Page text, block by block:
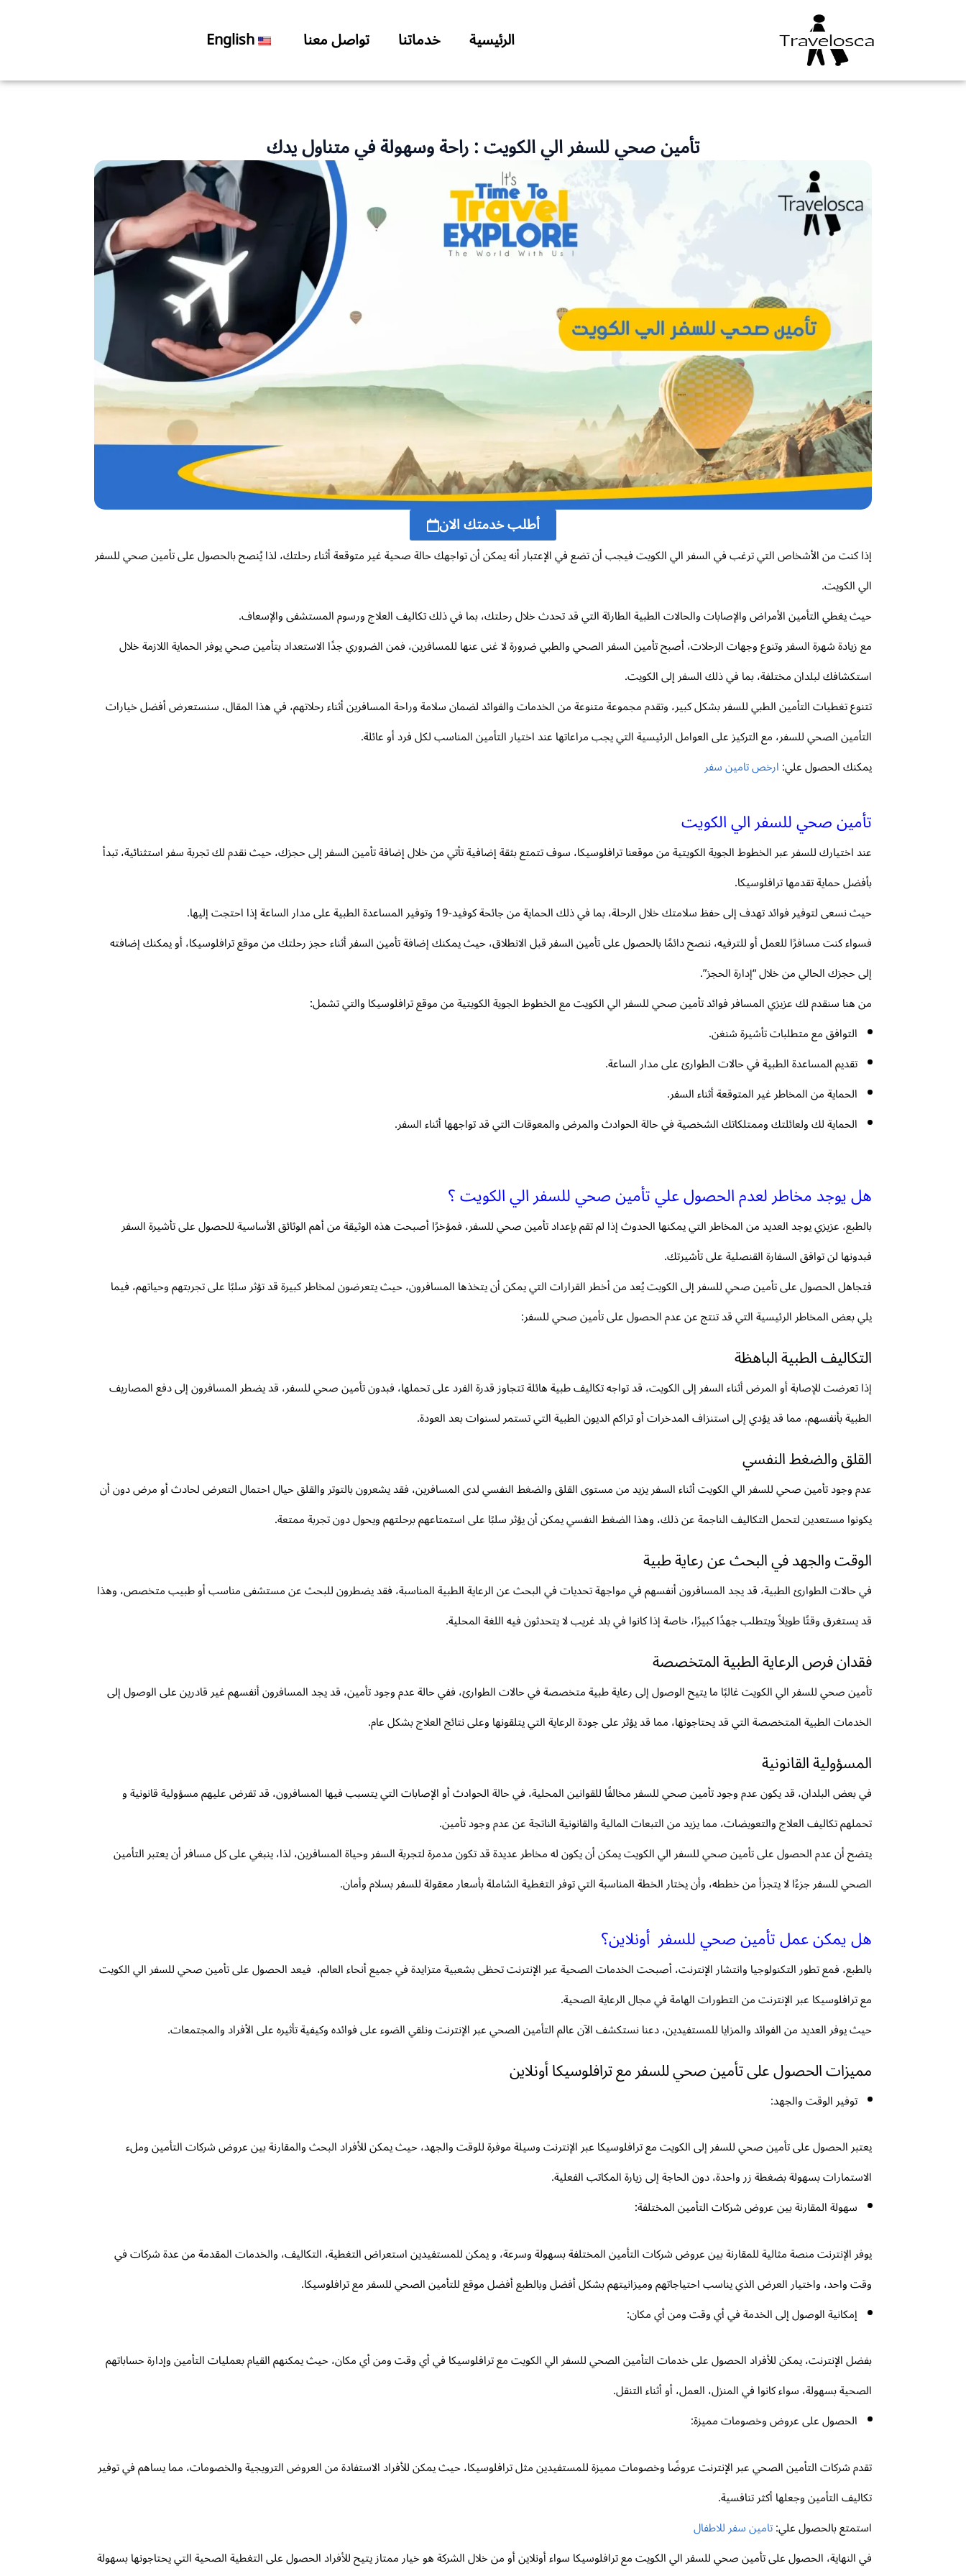
الرئيسية خدماتنا تواصل معنا English
تأمين صحي للسفر الي الكويت : راحة وسهولة في متناول يدك
أطلب خدمتك الان
إذا كنت من الأشخاص التي ترغب في السفر الي الكويت فيجب أن تضع في الإعتبار أنه يمكن أن تواجهك حالة صحية غير متوقعة أثناء رحلتك، لذا يُنصح بالحصول على تأمين صحي للسفر
الي الكويت.
حيث يغطي التأمين الأمراض والإصابات والحالات الطبية الطارئة التي قد تحدث خلال رحلتك، بما في ذلك تكاليف العلاج ورسوم المستشفى والإسعاف.
مع زيادة شهرة السفر وتنوع وجهات الرحلات، أصبح تأمين السفر الصحي والطبي ضرورة لا غنى عنها للمسافرين، فمن الضروري جدًا الاستعداد بتأمين صحي يوفر الحماية اللازمة خلال
استكشافك لبلدان مختلفة، بما في ذلك السفر إلى الكويت.
تتنوع تغطيات التأمين الطبي للسفر بشكل كبير، وتقدم مجموعة متنوعة من الخدمات والفوائد لضمان سلامة وراحة المسافرين أثناء رحلاتهم، في هذا المقال، سنستعرض أفضل خيارات
التأمين الصحي للسفر، مع التركيز على العوامل الرئيسية التي يجب مراعاتها عند اختيار التأمين المناسب لكل فرد أو عائلة.
يمكنك الحصول علي:ارخص تامين سفر
تأمين صحي للسفر الي الكويت
عند اختيارك للسفر عبر الخطوط الجوية الكويتية من موقعنا ترافلوسيكا، سوف تتمتع بثقة إضافية تأتي من خلال إضافة تأمين السفر إلى حجزك، حيث نقدم لك تجربة سفر استثنائية، تبدأ
بأفضل حماية تقدمها ترافلوسيكا.
حيث نسعى لتوفير فوائد تهدف إلى حفظ سلامتك خلال الرحلة، بما في ذلك الحماية من جائحة كوفيد-19 وتوفير المساعدة الطبية على مدار الساعة إذا احتجت إليها.
فسواء كنت مسافرًا للعمل أو للترفيه، ننصح دائمًا بالحصول على تأمين السفر قبل الانطلاق، حيث يمكنك إضافة تأمين السفر أثناء حجز رحلتك من موقع ترافلوسيكا، أو يمكنك إضافته
إلى حجزك الحالي من خلال “إدارة الحجز”.
من هنا سنقدم لك عزيزي المسافر فوائد تأمين صحي للسفر الي الكويت مع الخطوط الجوية الكويتية من موقع ترافلوسيكا والتي تشمل:
التوافق مع متطلبات تأشيرة شنغن.
تقديم المساعدة الطبية في حالات الطوارئ على مدار الساعة.
الحماية من المخاطر غير المتوقعة أثناء السفر.
الحماية لك ولعائلتك وممتلكاتك الشخصية في حالة الحوادث والمرض والمعوقات التي قد تواجهها أثناء السفر.
هل يوجد مخاطر لعدم الحصول علي تأمين صحي للسفر الي الكويت ؟
بالطبع، عزيزي يوجد العديد من المخاطر التي يمكنها الحدوث إذا لم تقم بإعداد تأمين صحي للسفر، فمؤخرًا أصبحت هذه الوثيقة من أهم الوثائق الأساسية للحصول على تأشيرة السفر
فبدونها لن توافق السفارة القنصلية على تأشيرتك.
فتجاهل الحصول على تأمين صحي للسفر إلى الكويت يُعد من أخطر القرارات التي يمكن أن يتخذها المسافرون، حيث يتعرضون لمخاطر كبيرة قد تؤثر سلبًا على تجربتهم وحياتهم، فيما
يلي بعض المخاطر الرئيسية التي قد تنتج عن عدم الحصول على تأمين صحي للسفر:
التكاليف الطبية الباهظة
إذا تعرضت للإصابة أو المرض أثناء السفر إلى الكويت، قد تواجه تكاليف طبية هائلة تتجاوز قدرة الفرد على تحملها، فبدون تأمين صحي للسفر، قد يضطر المسافرون إلى دفع المصاريف
الطبية بأنفسهم، مما قد يؤدي إلى استنزاف المدخرات أو تراكم الديون الطبية التي تستمر لسنوات بعد العودة.
القلق والضغط النفسي
عدم وجود تأمين صحي للسفر الي الكويت أثناء السفر يزيد من مستوى القلق والضغط النفسي لدى المسافرين، فقد يشعرون بالتوتر والقلق حيال احتمال التعرض لحادث أو مرض دون أن
يكونوا مستعدين لتحمل التكاليف الناجمة عن ذلك، وهذا الضغط النفسي يمكن أن يؤثر سلبًا على استمتاعهم برحلتهم ويحول دون تجربة ممتعة.
الوقت والجهد في البحث عن رعاية طبية
في حالات الطوارئ الطبية، قد يجد المسافرون أنفسهم في مواجهة تحديات في البحث عن الرعاية الطبية المناسبة، فقد يضطرون للبحث عن مستشفى مناسب أو طبيب متخصص، وهذا
قد يستغرق وقتًا طويلاً ويتطلب جهدًا كبيرًا، خاصة إذا كانوا في بلد غريب لا يتحدثون فيه اللغة المحلية.
فقدان فرص الرعاية الطبية المتخصصة
تأمين صحي للسفر الي الكويت غالبًا ما يتيح الوصول إلى رعاية طبية متخصصة في حالات الطوارئ، ففي حالة عدم وجود تأمين، قد يجد المسافرون أنفسهم غير قادرين على الوصول إلى
الخدمات الطبية المتخصصة التي قد يحتاجونها، مما قد يؤثر على جودة الرعاية التي يتلقونها وعلى نتائج العلاج بشكل عام.
المسؤولية القانونية
في بعض البلدان، قد يكون عدم وجود تأمين صحي للسفر مخالفًا للقوانين المحلية، في حالة الحوادث أو الإصابات التي يتسبب فيها المسافرون، قد تفرض عليهم مسؤولية قانونية و
تحملهم تكاليف العلاج والتعويضات، مما يزيد من التبعات المالية والقانونية الناتجة عن عدم وجود تأمين.
يتضح أن عدم الحصول على تأمين صحي للسفر الي الكويت يمكن أن يكون له مخاطر عديدة قد تكون مدمرة لتجربة السفر وحياة المسافرين، لذا، ينبغي على كل مسافر أن يعتبر التأمين
الصحي للسفر جزءًا لا يتجزأ من خططه، وأن يختار الخطة المناسبة التي توفر التغطية الشاملة بأسعار معقولة للسفر بسلام وأمان.
هل يمكن عمل تأمين صحي للسفر أونلاين؟
بالطبع، فمع تطور التكنولوجيا وانتشار الإنترنت، أصبحت الخدمات الصحية عبر الإنترنت تحظى بشعبية متزايدة في جميع أنحاء العالم، فيعد الحصول على تأمين صحي للسفر الي الكويت
مع ترافلوسيكا عبر الإنترنت من التطورات الهامة في مجال الرعاية الصحية.
حيث يوفر العديد من الفوائد والمزايا للمستفيدين، دعنا نستكشف الآن عالم التأمين الصحي عبر الإنترنت ونلقي الضوء على فوائده وكيفية تأثيره على الأفراد والمجتمعات.
مميزات الحصول على تأمين صحي للسفر مع ترافلوسيكا أونلاين
توفير الوقت والجهد:
يعتبر الحصول على تأمين صحي للسفر إلى الكويت مع ترافلوسيكا عبر الإنترنت وسيلة موفرة للوقت والجهد، حيث يمكن للأفراد البحث والمقارنة بين عروض شركات التأمين وملء
الاستمارات بسهولة بضغطة زر واحدة، دون الحاجة إلى زيارة المكاتب الفعلية.
سهولة المقارنة بين عروض شركات التأمين المختلفة:
يوفر الإنترنت منصة مثالية للمقارنة بين عروض شركات التأمين المختلفة بسهولة وسرعة، و يمكن للمستفيدين استعراض التغطية، التكاليف، والخدمات المقدمة من عدة شركات في
وقت واحد، واختيار العرض الذي يناسب احتياجاتهم وميزانيتهم بشكل أفضل وبالطبع أفضل موقع للتأمين الصحي للسفر مع ترافلوسيكا.
إمكانية الوصول إلى الخدمة في أي وقت ومن أي مكان:
بفضل الإنترنت، يمكن للأفراد الحصول على خدمات التأمين الصحي للسفر الي الكويت مع ترافلوسيكا في أي وقت ومن أي مكان، حيث يمكنهم القيام بعمليات التأمين وإدارة حساباتهم
الصحية بسهولة، سواء كانوا في المنزل، العمل، أو أثناء التنقل.
الحصول على عروض وخصومات مميزة:
تقدم شركات التأمين الصحي عبر الإنترنت عروضًا وخصومات مميزة للمستفيدين مثل ترافلوسيكا، حيث يمكن للأفراد الاستفادة من العروض الترويجية والخصومات، مما يساهم في توفير
تكاليف التأمين وجعلها أكثر تنافسية.
استمتع بالحصول علي:تامين سفر للاطفال
في النهاية، الحصول على تأمين صحي للسفر الي الكويت مع ترافلوسيكا سواء أونلاين أو من خلال الشركة هو خيار ممتاز يتيح للأفراد الحصول على التغطية الصحية التي يحتاجونها بسهولة